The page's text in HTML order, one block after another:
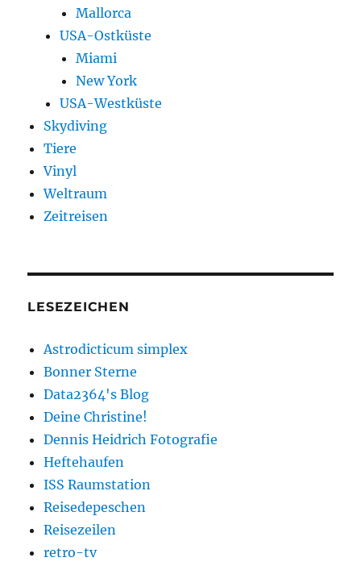
Mallorca
USA-Ostküste
Miami
New York
USA-Westküste
Skydiving
Tiere
Vinyl
Weltraum
Zeitreisen
LESEZEICHEN
Astrodicticum simplex
Bonner Sterne
Data2364's Blog
Deine Christine!
Dennis Heidrich Fotografie
Heftehaufen
ISS Raumstation
Reisedepeschen
Reisezeilen
retro-tv